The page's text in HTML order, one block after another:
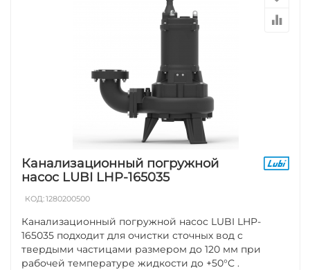
Канализационный погружной
насос LUBI LHP-165035
КОД:1280200500
Канализационный погружной насос LUBI LHP-
165035 подходит для очистки сточных вод с
твердыми частицами размером до 120 мм при
рабочей температуре жидкости до +50°С .